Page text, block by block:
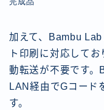
加えて、Bambu
ト印刷に対応して
動転送が不要です
LAN経由でGコード
す。